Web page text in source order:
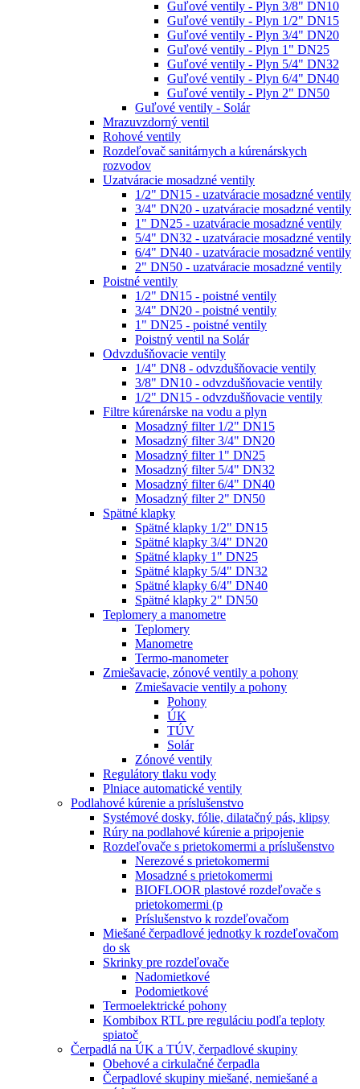
Guľové ventily - Plyn 3/8" DN10
Guľové ventily - Plyn 1/2" DN15
Guľové ventily - Plyn 3/4" DN20
Guľové ventily - Plyn 1" DN25
Guľové ventily - Plyn 5/4" DN32
Guľové ventily - Plyn 6/4" DN40
Guľové ventily - Plyn 2" DN50
Guľové ventily - Solár
Mrazuvzdorný ventil
Rohové ventily
Rozdeľovač sanitárnych a kúrenárskych
rozvodov
Uzatváracie mosadzné ventily
1/2" DN15 - uzatváracie mosadzné ventily
3/4" DN20 - uzatváracie mosadzné ventily
1" DN25 - uzatváracie mosadzné ventily
5/4" DN32 - uzatváracie mosadzné ventily
6/4" DN40 - uzatváracie mosadzné ventily
2" DN50 - uzatváracie mosadzné ventily
Poistné ventily
1/2" DN15 - poistné ventily
3/4" DN20 - poistné ventily
1" DN25 - poistné ventily
Poistný ventil na Solár
Odvzdušňovacie ventily
1/4" DN8 - odvzdušňovacie ventily
3/8" DN10 - odvzdušňovacie ventily
1/2" DN15 - odvzdušňovacie ventily
Filtre kúrenárske na vodu a plyn
Mosadzný filter 1/2" DN15
Mosadzný filter 3/4" DN20
Mosadzný filter 1" DN25
Mosadzný filter 5/4" DN32
Mosadzný filter 6/4" DN40
Mosadzný filter 2" DN50
Spätné klapky
Spätné klapky 1/2" DN15
Spätné klapky 3/4" DN20
Spätné klapky 1" DN25
Spätné klapky 5/4" DN32
Spätné klapky 6/4" DN40
Spätné klapky 2" DN50
Teplomery a manometre
Teplomery
Manometre
Termo-manometer
Zmiešavacie, zónové ventily a pohony
Zmiešavacie ventily a pohony
Pohony
ÚK
TÚV
Solár
Zónové ventily
Regulátory tlaku vody
Plniace automatické ventily
Podlahové kúrenie a príslušenstvo
Systémové dosky, fólie, dilatačný pás, klipsy
Rúry na podlahové kúrenie a pripojenie
Rozdeľovače s prietokomermi a príslušenstvo
Nerezové s prietokomermi
Mosadzné s prietokomermi
BIOFLOOR plastové rozdeľovače s
prietokomermi (p
Príslušenstvo k rozdeľovačom
Miešané čerpadlové jednotky k rozdeľovačom
do sk
Skrinky pre rozdeľovače
Nadomietkové
Podomietkové
Termoelektrické pohony
Kombibox RTL pre reguláciu podľa teploty
spiatoč
Čerpadlá na ÚK a TÚV, čerpadlové skupiny
Obehové a cirkulačné čerpadla
Čerpadlové skupiny miešané, nemiešané a